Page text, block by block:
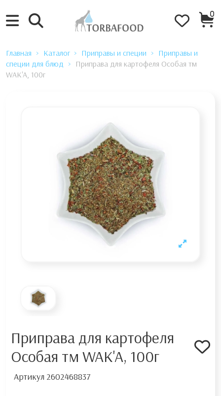
0
Главная Каталог Приправы и специи
Приправы и
специи для блюд
Приправа для картофеля Особая тм
WAK'A, 100г
Приправа для картофеля
Особая тм WAK'A, 100г
Артикул 2602468837